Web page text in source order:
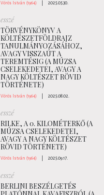
Vörös István (1964) 2025.05.30.
esszé
TÖRVÉNYKÖNYV A
KÖLTÉSZETFÖLDRAJZ
TANULMÁNYOZÁSÁHOZ,
AVAGY VISSZAÚT A
TEREMTÉSIG (A MÚZSA
CSELEKEDETEI, AVAGY A
NAGY KÖLTÉSZET RÖVID
TÖRTÉNETE)
Vörös István (1964) 2025.08.02.
esszé
RILKE, A 0. KILOMÉTERKŐ (A
MÚZSA CSELEKEDETEI,
AVAGY A NAGY KÖLTÉSZET
RÖVID TÖRTÉNETE)
Vörös István (1964) 2025.09.17.
esszé
BERLINI BESZÉLGETÉS